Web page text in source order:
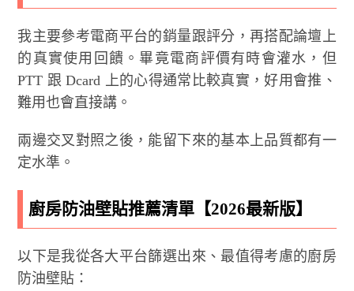
我主要參考電商平台的銷量跟評分，再搭配論壇上
的真實使用回饋。畢竟電商評價有時會灌水，但
PTT 跟 Dcard 上的心得通常比較真實，好用會推、
難用也會直接講。
兩邊交叉對照之後，能留下來的基本上品質都有一
定水準。
廚房防油壁貼推薦清單【2026最新版】
以下是我從各大平台篩選出來、最值得考慮的廚房
防油壁貼：